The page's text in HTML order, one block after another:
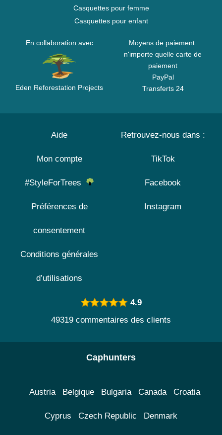
Casquettes pour femme
Casquettes pour enfant
En collaboration avec
Eden Reforestation Projects
Moyens de paiement:
n'importe quelle carte de
paiement
PayPal
Transferts 24
Aide
Mon compte
#StyleForTrees
Préférences de
consentement
Conditions générales
d’utilisations
Retrouvez-nous dans :
TikTok
Facebook
Instagram
4.9
49319 commentaires des clients
Caphunters
Austria Belgique Bulgaria Canada Croatia
Cyprus Czech Republic Denmark